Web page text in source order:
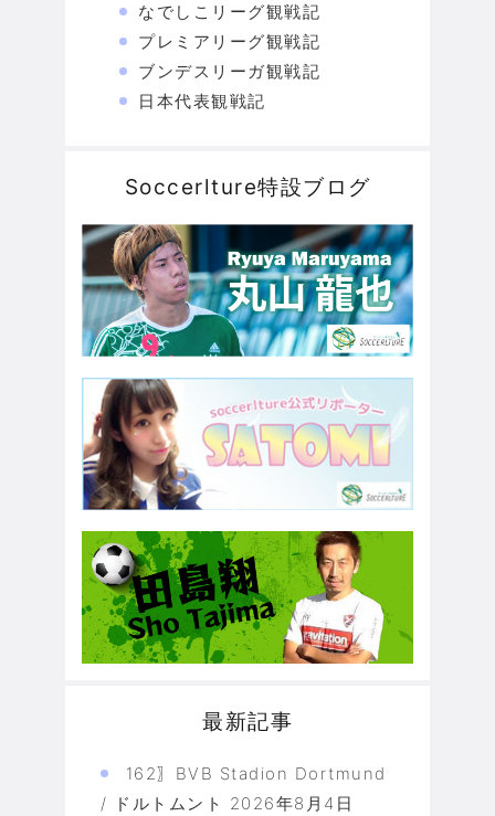
なでしこリーグ観戦記
プレミアリーグ観戦記
ブンデスリーガ観戦記
日本代表観戦記
Soccerlture特設ブログ
最新記事
162〗BVB Stadion Dortmund
/ ドルトムント 2026年8月4日